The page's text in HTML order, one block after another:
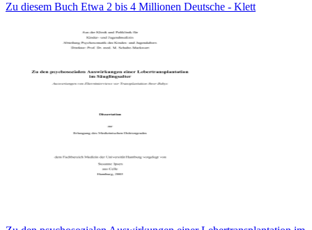
Zu diesem Buch Etwa 2 bis 4 Millionen Deutsche - Klett